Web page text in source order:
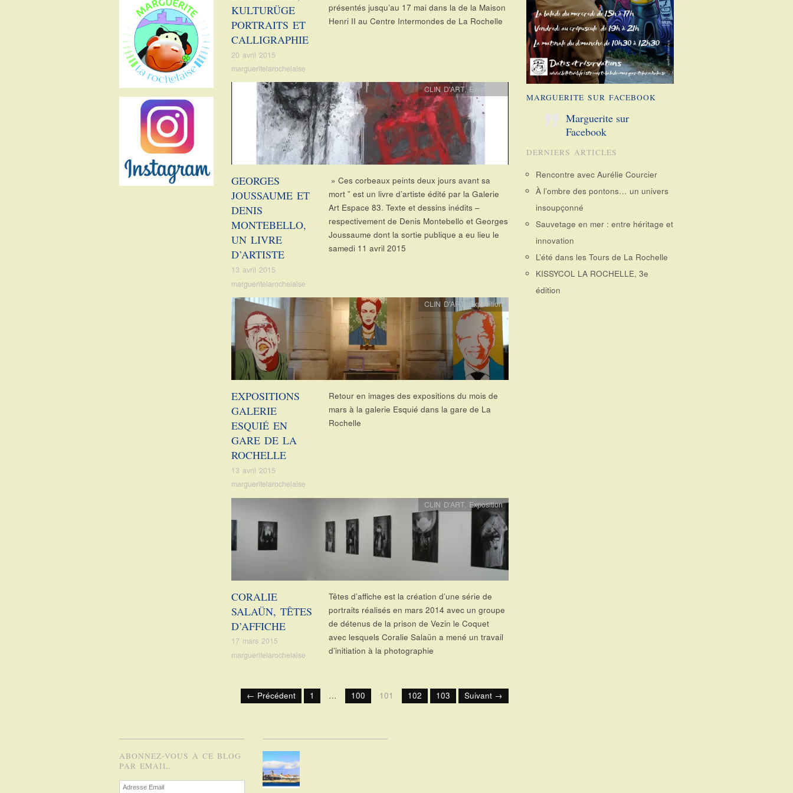
sur
Facebook
sur
Twitter
sur
Instagram
sur
Pinterest
KULTURÜGE
PORTRAITS ET
CALLIGRAPHIE
20 avril 2015
margueritelarochelaise
présentés jusqu’au 17 mai dans la de la Maison
Henri II au Centre Intermondes de La Rochelle
GEORGES
JOUSSAUME ET
DENIS
MONTEBELLO,
UN LIVRE
D’ARTISTE
13 avril 2015
margueritelarochelaise
CLIN D'ART,Exposition
» Ces corbeaux peints deux jours avant sa
mort ” est un livre d’artiste édité par la Galerie
Art Espace 83. Texte et dessins inédits –
respectivement de Denis Montebello et Georges
Joussaume dont la sortie publique a eu lieu le
samedi 11 avril 2015
EXPOSITIONS
GALERIE
ESQUIÉ EN
GARE DE LA
ROCHELLE
13 avril 2015
margueritelarochelaise
CLIN D'ART, Exposition
Retour en images des expositions du mois de
mars à la galerie Esquié dans la gare de La
Rochelle
CORALIE
SALAÜN, TÊTES
D’AFFICHE
17 mars 2015
margueritelarochelaise
CLIN D'ART, Exposition
Têtes d’affiche est la création d’une série de
portraits réalisés en mars 2014 avec un groupe
de détenus de la prison de Vezin le Coquet
avec lesquels Coralie Salaün a mené un travail
d’initiation à la photographie
← Précédent 1 … 100 101 102 103 Suivant →
MARGUERITE SUR FACEBOOK
Marguerite sur
Facebook
DERNIERS ARTICLES
Rencontre avec Aurélie Courcier
À l’ombre des pontons… un univers
insoupçonné
Sauvetage en mer : entre héritage et
innovation
L’été dans les Tours de La Rochelle
KISSYCOL LA ROCHELLE, 3e
édition
ABONNEZ-VOUS À CE BLOG
PAR EMAIL.
Adresse